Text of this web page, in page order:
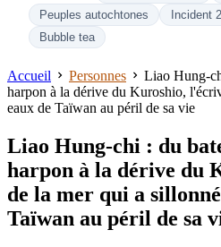
Peuples autochtones
Incident
Bubble tea
Accueil Personnes
Liao Hung-
harpon à la dérive du Kuroshio,
eaux de Taïwan au péril de sa vie
Liao Hung-chi : du
harpon à la dérive du
de la mer qui a
Taïwan au péril de sa